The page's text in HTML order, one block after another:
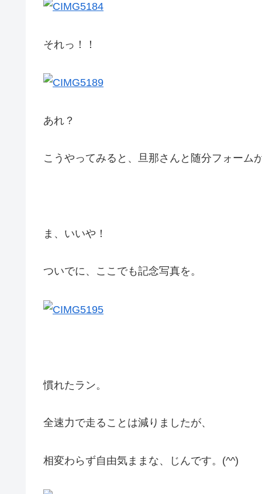
それっ！！
あれ？
こうやってみると、旦那さんと随分フォーム
ま、いいや！
ついでに、ここでも記念写真を。
慣れたラン。
全速力で走ることは減りましたが、
相変わらず自由気ままな、じんです。(^^)